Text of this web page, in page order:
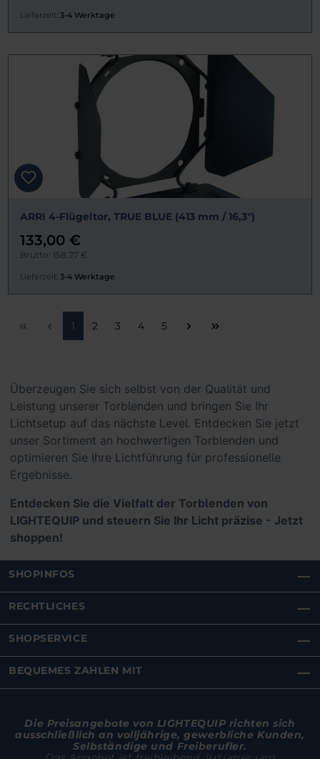
Lieferzeit: 3-4 Werktage
ARRI 4-Flügeltor, TRUE BLUE (413 mm / 16,3")
133,00 €
Brutto: 158,27 €
Lieferzeit: 3-4 Werktage
Seite
1 Seite
2 Seite
3 Seite
4 Seite
5
Überzeugen Sie sich selbst von der Qualität und
Leistung unserer Torblenden und bringen Sie Ihr
Lichtsetup auf das nächste Level. Entdecken Sie jetzt
unser Sortiment an hochwertigen Torblenden und
optimieren Sie Ihre Lichtführung für professionelle
Ergebnisse.
Entdecken Sie die Vielfalt der Torblenden von
LIGHTEQUIP und steuern Sie Ihr Licht präzise - Jetzt
shoppen!
SHOPINFOS
RECHTLICHES
SHOPSERVICE
BEQUEMES ZAHLEN MIT
Die Preisangebote von LIGHTEQUIP richten sich
ausschließlich an volljährige, gewerbliche Kunden,
Selbständige und Freiberufler.